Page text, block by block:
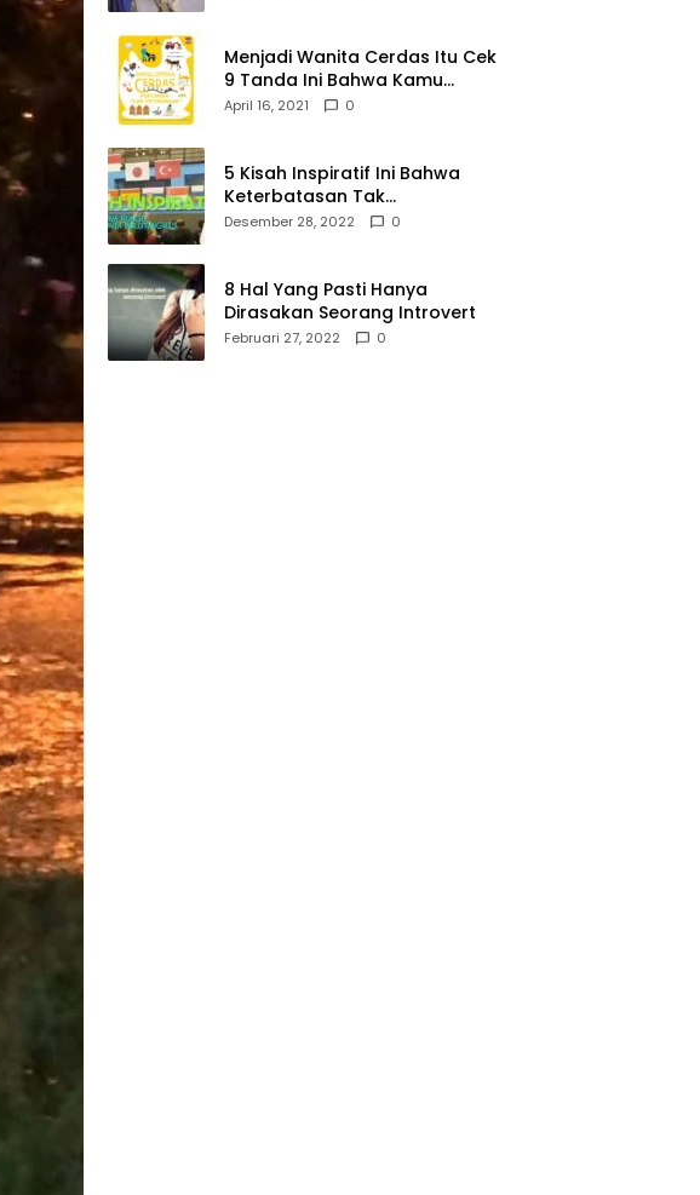
Menjadi Wanita Cerdas Itu Cek
9 Tanda Ini Bahwa Kamu
Memang Wanita Cerdas
April 16, 2021 0
5 Kisah Inspiratif Ini Bahwa
Keterbatasan Tak
Menghalangi Segalanya
Desember 28, 2022 0
8 Hal Yang Pasti Hanya
Dirasakan Seorang Introvert
Februari 27, 2022 0